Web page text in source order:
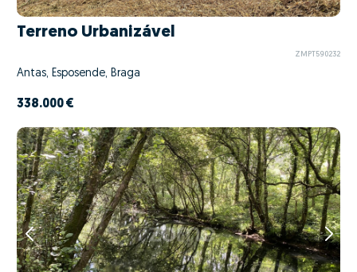
Terreno Urbanizável
ZMPT590232
Antas, Esposende, Braga
338.000 €